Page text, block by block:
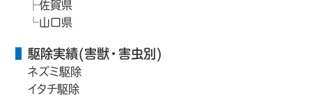
佐賀県
山口県
駆除実績(害獣・害虫別)
ネズミ駆除
イタチ駆除